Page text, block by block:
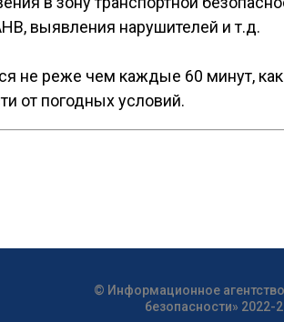
выявления нарушителей и т.д.
не реже чем каждые 60 минут, как
от погодных условий.
© Информационное
безопасности» 2022-